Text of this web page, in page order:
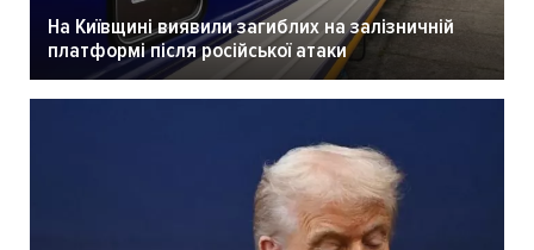
На Київщині виявили загиблих на залізничній
платформі після російської атаки